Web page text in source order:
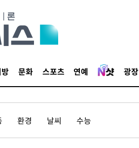
문화 스포츠 연예 광장
환경 날씨 수능